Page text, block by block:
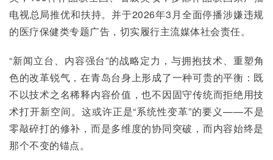
电视总局推优和扶持。并于2026年3月全面停播涉嫌违规
的医疗保健类专题广告，切实履行主流媒体社会责任。
“新闻立台、内容强台”的战略定力，与拥抱技术、重塑角
色的改革锐气，在青岛台身上形成了一种可贵的平衡：既
不以技术之名稀释内容价值，也不因固守传统而拒绝用技
术打开新空间。这或许正是“系统性变革”的要义——不是
零敲碎打的修补，而是多维度的协同突破，而内容始终是
那个不变的锚点。